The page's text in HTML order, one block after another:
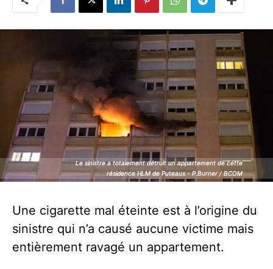
Le sinistre a totalement détruit un appartement de cette
résidence HLM de Puteaux - P.Burner / BCOM
Le sinistre a totalement détruit un appartement de cette
résidence HLM de Puteaux - P.Burner / BCOM
Une cigarette mal éteinte est à l’origine du
sinistre qui n’a causé aucune victime mais
entièrement ravagé un appartement.